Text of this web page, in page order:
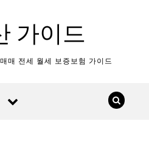
가이드
매 전세 월세 보증보험 가이드